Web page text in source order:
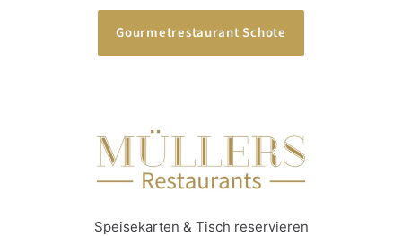
Gourmetrestaurant Schote
Speisekarten & Tisch reservieren